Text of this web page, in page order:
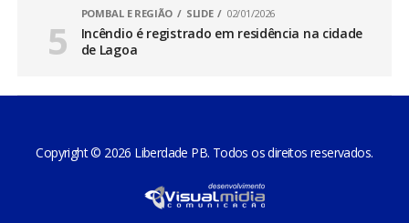
POMBAL E REGIÃO SLIDE 02/01/2026
Incêndio é registrado em residência na cidade
de Lagoa
Copyright © 2026 Liberdade PB. Todos os direitos reservados.